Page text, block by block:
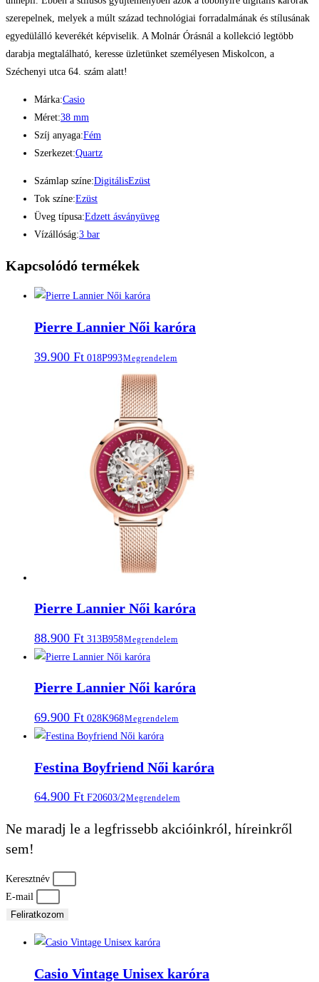
szerepelnek, melyek a múlt század technológiai forradalmának és stílusának
egyedülálló keverékét képviselik. A Molnár Órásnál a kollekció legtöbb
darabja megtalálható, keresse üzletünket személyesen Miskolcon, a
Széchenyi utca 64. szám alatt!
Márka:Casio
Méret:38 mm
Szíj anyaga:Fém
Szerkezet:Quartz
Számlap színe:DigitálisEzüst
Tok színe:Ezüst
Üveg típusa:Edzett ásványüveg
Vízállóság:3 bar
Kapcsolódó termékek
Pierre Lannier Női karóra
39.900 Ft 018P993Megrendelem
Pierre Lannier Női karóra
88.900 Ft 313B958Megrendelem
Pierre Lannier Női karóra
69.900 Ft 028K968Megrendelem
Festina Boyfriend Női karóra
64.900 Ft F20603/2Megrendelem
Ne maradj le a legfrissebb akcióinkról, híreinkről
sem!
Keresztnév
E-mail
Feliratkozom
Casio Vintage Unisex karóra